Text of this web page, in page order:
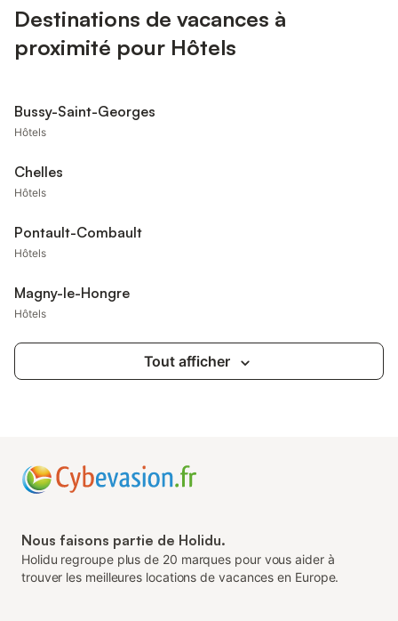
Destinations de vacances à
proximité pour Hôtels
Bussy-Saint-Georges
Hôtels
Chelles
Hôtels
Pontault-Combault
Hôtels
Magny-le-Hongre
Hôtels
Tout afficher
Nous faisons partie de Holidu.
Holidu regroupe plus de 20 marques pour vous aider à
trouver les meilleures locations de vacances en Europe.